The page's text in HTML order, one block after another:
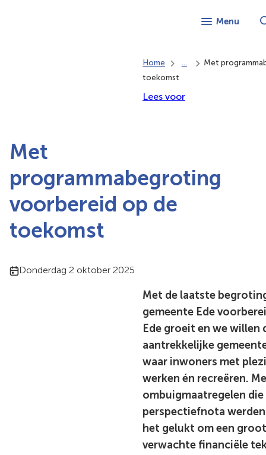
Menu
Home ...
Met
toekomst
Lees voor
Met
programmabegroting
voorbereid op de
toekomst
Publicatiedatum:
Donderdag 2 oktober 2025
Met de laatste
gemeente Ede
Ede groeit en we willen
aantrekkelijke
waar inwoners met
werken én recreëren.
ombuigmaatregelen die
perspectiefnota
het gelukt om een
verwachte financiële